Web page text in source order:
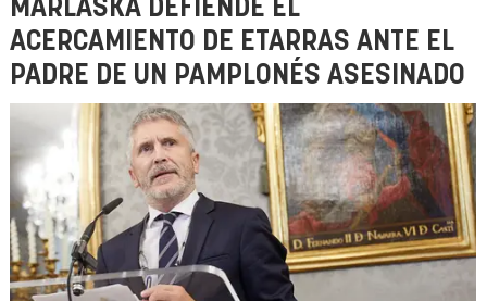
MARLASKA DEFIENDE EL
ACERCAMIENTO DE ETARRAS ANTE EL
PADRE DE UN PAMPLONÉS ASESINADO